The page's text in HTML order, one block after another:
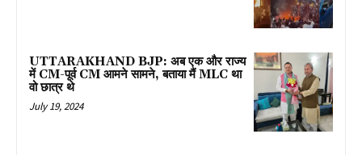
UTTARAKHAND BJP: अब एक और राज्य
में CM-पूर्व CM आमने सामने, बताया मैं MLC था
वो छात्र थे
July 19, 2024